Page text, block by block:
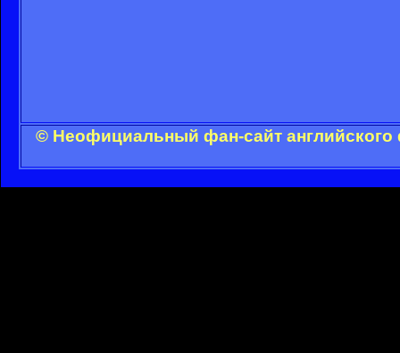
© Неофициальный фан-сайт английского